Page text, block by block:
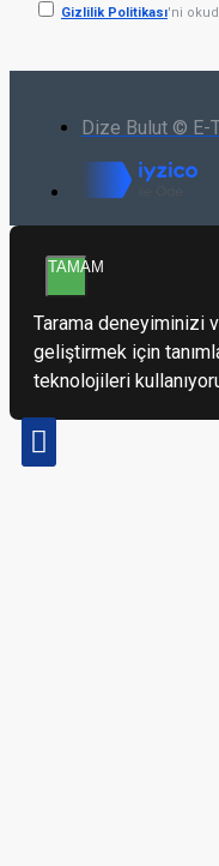
Gizlilik Politikası'ni
Dize Bulut © E-
TAMAM
Tarama deneyiminizi
geliştirmek için
teknolojileri